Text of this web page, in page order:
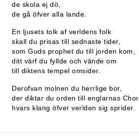
de skola ej dö,
de gå öfver alla lande.
En ljusets tolk af verldens folk
skall du prisas till sednaste tider,
som Guds prophet du till jorden kom,
ditt värf du fyllde och vände om
till diktens tempel omsider.
Derofvan molnen du herrlige bor,
der diktar du orden till englarnas Chor
hvars klang öfver verlden sig sprider.